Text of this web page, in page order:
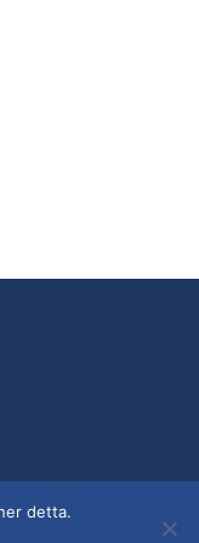
detta.